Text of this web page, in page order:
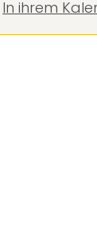
In ihrem